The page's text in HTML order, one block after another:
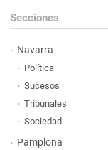
Secciones
Navarra
Política
Sucesos
Tribunales
Sociedad
Pamplona